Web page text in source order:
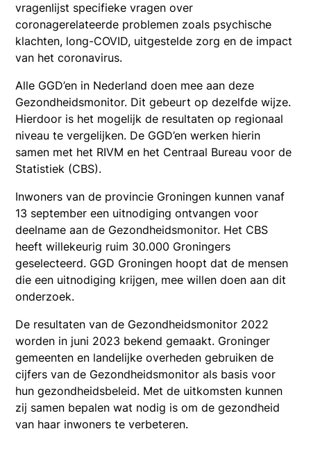
vragenlijst specifieke vragen over
coronagerelateerde problemen zoals psychische
klachten, long-COVID, uitgestelde zorg en de impact
van het coronavirus.
Alle GGD’en in Nederland doen mee aan deze
Gezondheidsmonitor. Dit gebeurt op dezelfde wijze.
Hierdoor is het mogelijk de resultaten op regionaal
niveau te vergelijken. De GGD’en werken hierin
samen met het RIVM en het Centraal Bureau voor de
Statistiek (CBS).
Inwoners van de provincie Groningen kunnen vanaf
13 september een uitnodiging ontvangen voor
deelname aan de Gezondheidsmonitor. Het CBS
heeft willekeurig ruim 30.000 Groningers
geselecteerd. GGD Groningen hoopt dat de mensen
die een uitnodiging krijgen, mee willen doen aan dit
onderzoek.
De resultaten van de Gezondheidsmonitor 2022
worden in juni 2023 bekend gemaakt. Groninger
gemeenten en landelijke overheden gebruiken de
cijfers van de Gezondheidsmonitor als basis voor
hun gezondheidsbeleid. Met de uitkomsten kunnen
zij samen bepalen wat nodig is om de gezondheid
van haar inwoners te verbeteren.